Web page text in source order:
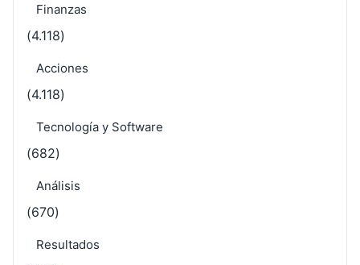
Finanzas
(4.118)
Acciones
(4.118)
Tecnología y Software
(682)
Análisis
(670)
Resultados